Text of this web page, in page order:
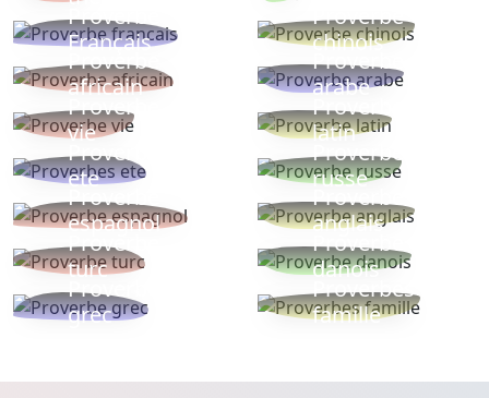
Proverbe
Français
Proverbe
chinois
Proverbe
africain
Proverbe
arabe
Proverbe
vie
Proverbe
latin
Proverbes
ete
Proverbe
russe
Proverbe
espagnol
Proverbe
anglais
Proverbe
turc
Proverbe
danois
Proverbe
grec
Proverbes
famille